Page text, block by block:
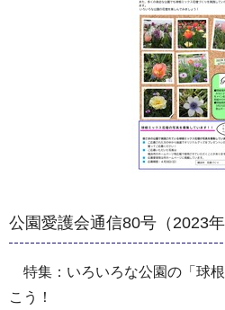
公園愛護会通信80号（2023年
特集：いろいろな公園の「球
こう！